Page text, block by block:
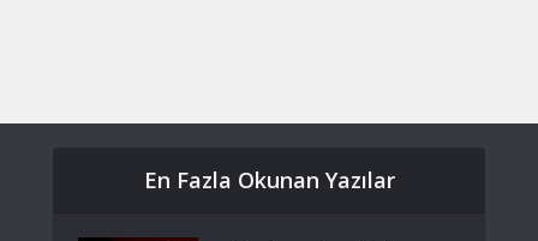
En Fazla Okunan Yazılar